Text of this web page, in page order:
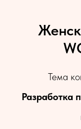
Тема
Разработка